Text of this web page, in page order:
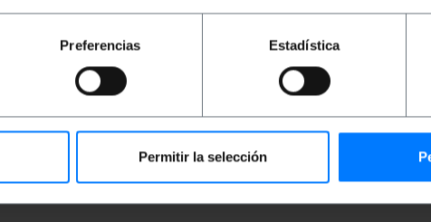
Preferencias Estadística
Permitir la selección
extraïbles o fixes.
x alçada): 42.5 x 60.0 x 22.0 cm